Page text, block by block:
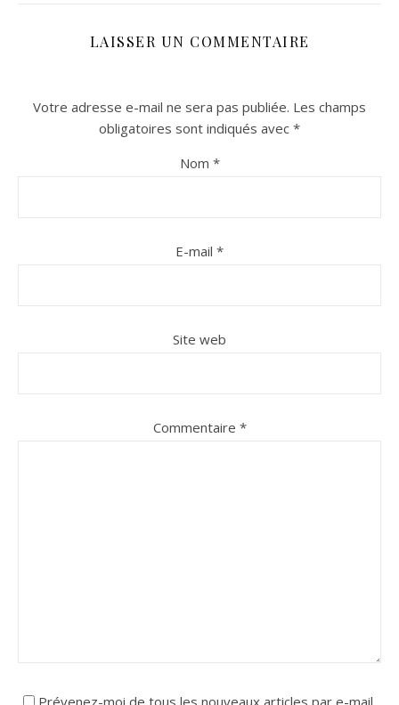
sur Instagram
sur Instagram
LAISSER UN COMMENTAIRE
Votre adresse e-mail ne sera pas publiée. Les champs
obligatoires sont indiqués avec *
Nom *
E-mail *
Site web
Commentaire *
Prévenez-moi de tous les nouveaux articles par e-mail.